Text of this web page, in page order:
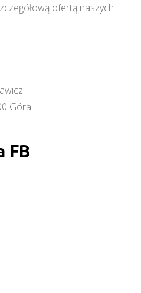
ofertą naszych
Góra
FB